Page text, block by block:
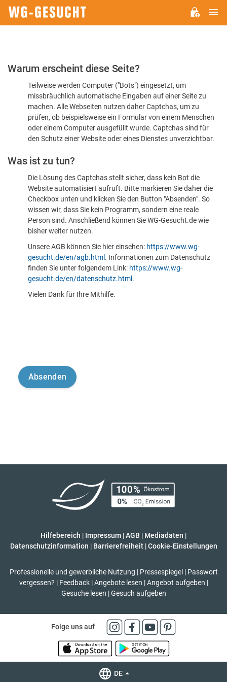
Bitte
dass
sind
Warum erscheint diese Seite?
Teilweise werden Computer ("Bots") eingesetzt, um
missbräuchlich automatische Eingaben auf einer Seite zu
machen. Alle Webseiten nutzen daher Captchas, um zu
prüfen, ob beispielsweise ein Formular von einem Menschen
oder einem Computer ausgefüllt wurde. Captchas sind für
den Schutz einer Website oder eines Dienstes unverzichtbar.
Was ist zu tun?
Die Lösung des Captchas stellt sicher, dass kein Bot die
Website automatisiert aufruft. Bitte markieren Sie daher die
Checkbox unten und klicken Sie den Button "Absenden". So
wissen wir, dass Sie kein Programm, sondern eine reale
Person sind. Anschließend können Sie WG-Gesucht.de wie
bisher weiter nutzen.
Unsere AGB können Sie hier einsehen: https://www.wg-
gesucht.de/en/agb.html . Informationen zum Datenschutz
finden Sie unter folgendem Link: https://www.wg-
gesucht.de/en/datenschutz.html .
Vielen Dank für Ihre Mithilfe.
Hilfebereich | Impressum |AGB | Mediadaten |
Datenschutzinformation | Barrierefreiheit | Cookie-Einstellungen
Professionelle und gewerbliche Nutzung | Pressespiegel | Passwort
vergessen? | Feedback | Angebote lesen | Angebot aufgeben |
Gesuche lesen | Gesuch aufgeben
Folge uns auf
DE